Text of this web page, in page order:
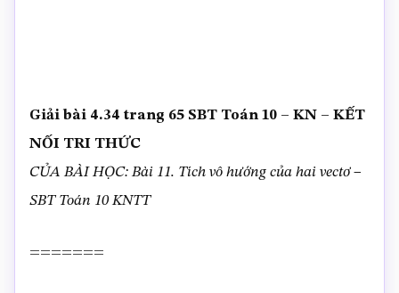
Giải bài 4.34 trang 65 SBT Toán 10 – KN – KẾT
NỐI TRI THỨC
CỦA BÀI HỌC: Bài 11. Tích vô hướng của hai vectơ –
SBT Toán 10 KNTT
=======